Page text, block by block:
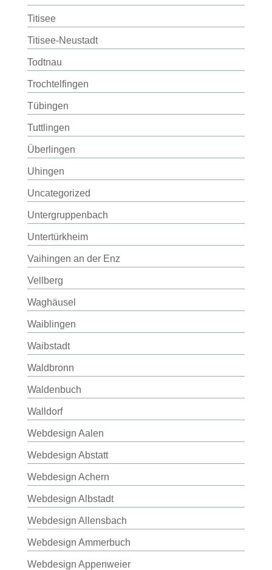
Titisee
Titisee-Neustadt
Todtnau
Trochtelfingen
Tübingen
Tuttlingen
Überlingen
Uhingen
Uncategorized
Untergruppenbach
Untertürkheim
Vaihingen an der Enz
Vellberg
Waghäusel
Waiblingen
Waibstadt
Waldbronn
Waldenbuch
Walldorf
Webdesign Aalen
Webdesign Abstatt
Webdesign Achern
Webdesign Albstadt
Webdesign Allensbach
Webdesign Ammerbuch
Webdesign Appenweier